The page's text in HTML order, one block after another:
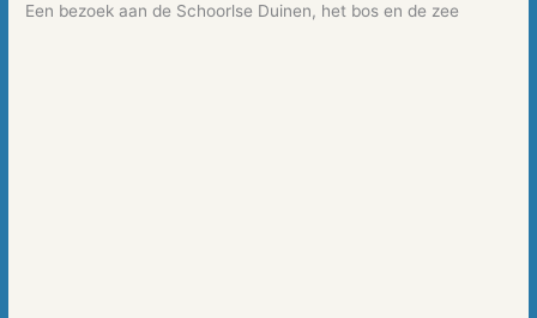
Een bezoek aan de Schoorlse Duinen, het bos en de zee